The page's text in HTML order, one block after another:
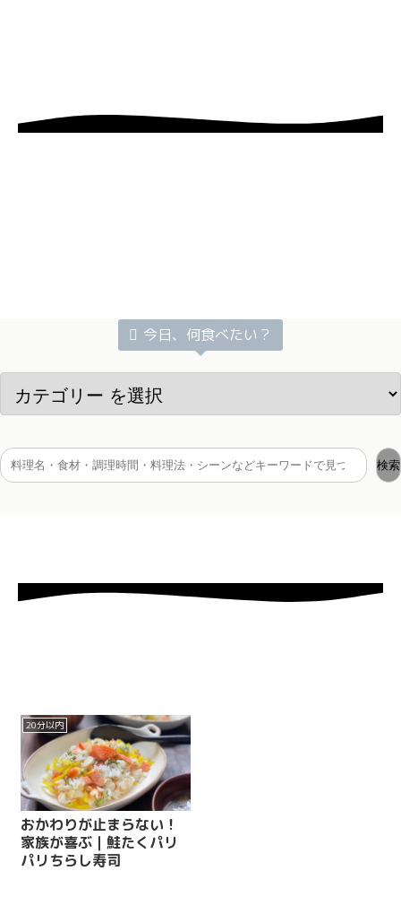
今日、何食べたい？
検索
20分以内
おかわりが止まらない！
家族が喜ぶ｜鮭たくパリ
パリちらし寿司